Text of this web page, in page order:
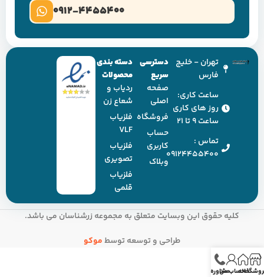
0912-4455400
تهران - خلیج
فارس
ساعت کاری:
روز های کاری
ساعت ۹ تا ۲۱
تماس :
09124455400
دسترسی
سریع
صفحه
اصلی
فروشگاه
حساب
کاربری
وبلاک
دسته بندی
محصولات
ردیاب و
شعاع زن
فلزیاب
VLF
فلزیاب
تصویری
فلزیاب
قلمی
کلیه حقوق این وبسایت متعلق به مجموعه زرشناسان می باشد.
طراحی و توسعه توسطموکو
خانهحساب من
مشاوره